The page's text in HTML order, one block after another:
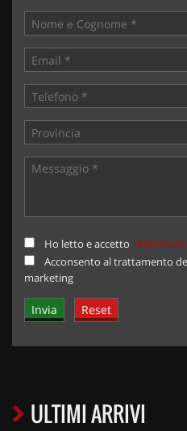
Ho letto e accetto
Acconsento al trattamento
marketing
ULTIMI ARRIVI